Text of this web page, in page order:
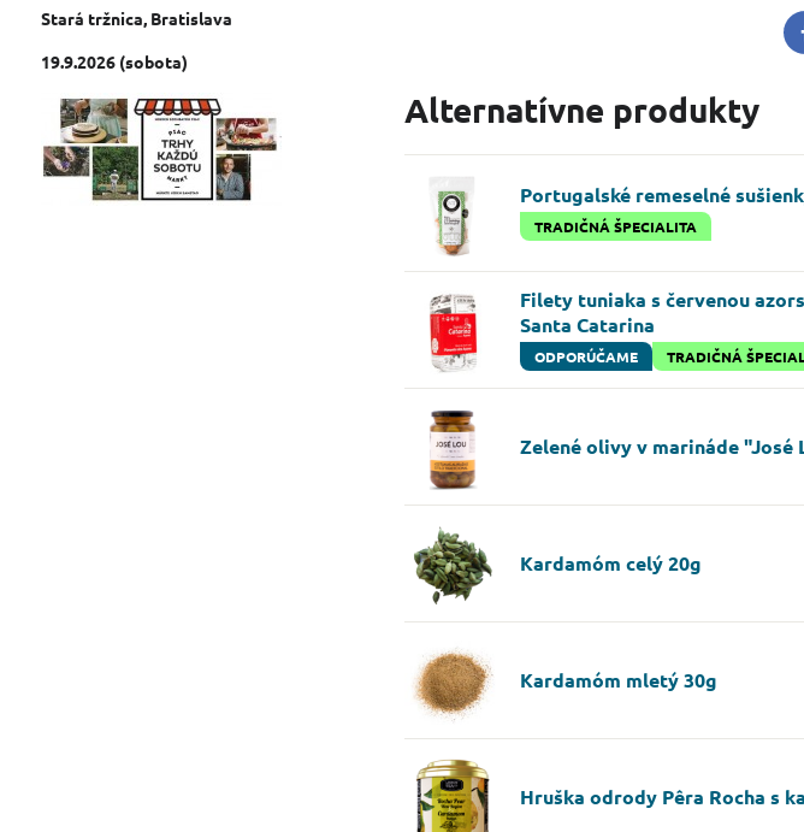
Alternatívne produkty
Portugalské remeselné
TRADIČNÁ ŠPECIALITA
Filety tuniaka s červenou
Santa Catarina
ODPORÚČAME TRADIČNÁ
Zelené olivy v marináde "José
Kardamóm celý 20g
Kardamóm mletý 30g
Hruška odrody Pêra Rocha s
Stará tržnica, Bratislava
19.9.2026 (sobota)